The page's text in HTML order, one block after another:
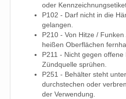
oder
P102 - Darf nicht in die
gelangen.
P210 - Von Hitze /
heißen Oberflächen
P211 - Nicht gegen
Zündquelle sprühen.
P251 - Behälter steht
durchstechen oder
der Verwendung.